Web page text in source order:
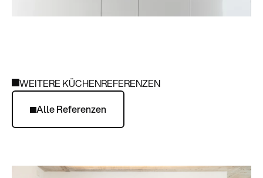
WEITERE KÜCHENREFERENZEN
Alle Referenzen